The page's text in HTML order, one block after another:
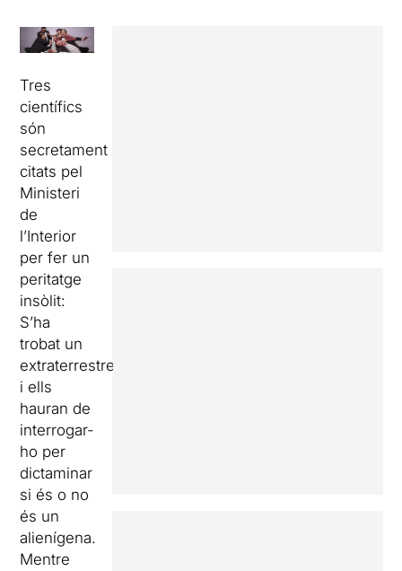
Tres
científics
són
secretament
citats pel
Ministeri
de
l’Interior
per fer un
peritatge
insòlit:
S’ha
trobat un
extraterrestre
i ells
hauran de
interrogar-
ho per
dictaminar
si és o no
és un
alienígena.
Mentre